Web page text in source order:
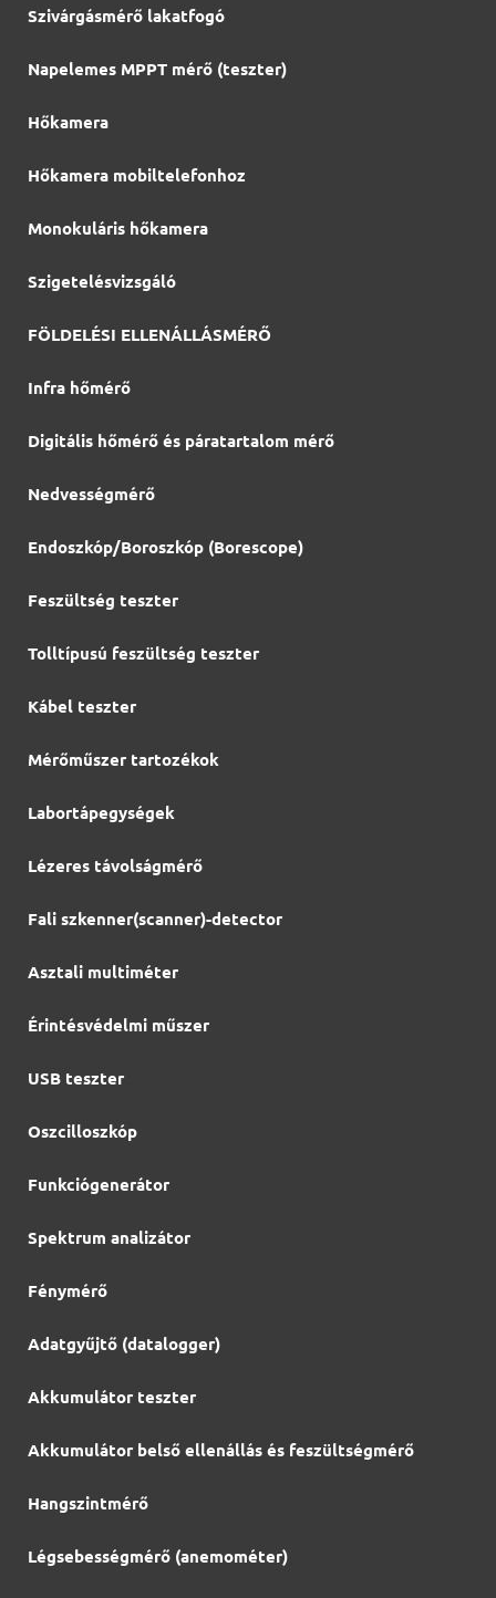
Szivárgásmérő lakatfogó
Napelemes MPPT mérő (teszter)
Hőkamera
Hőkamera mobiltelefonhoz
Monokuláris hőkamera
Szigetelésvizsgáló
FÖLDELÉSI ELLENÁLLÁSMÉRŐ
Infra hőmérő
Digitális hőmérő és páratartalom mérő
Nedvességmérő
Endoszkóp/Boroszkóp (Borescope)
Feszültség teszter
Tolltípusú feszültség teszter
Kábel teszter
Mérőműszer tartozékok
Labortápegységek
Lézeres távolságmérő
Fali szkenner(scanner)-detector
Asztali multiméter
Érintésvédelmi műszer
USB teszter
Oszcilloszkóp
Funkciógenerátor
Spektrum analizátor
Fénymérő
Adatgyűjtő (datalogger)
Akkumulátor teszter
Akkumulátor belső ellenállás és feszültségmérő
Hangszintmérő
Légsebességmérő (anemométer)